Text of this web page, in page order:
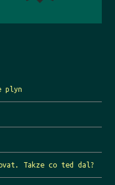
plyn
Takze co ted dal?